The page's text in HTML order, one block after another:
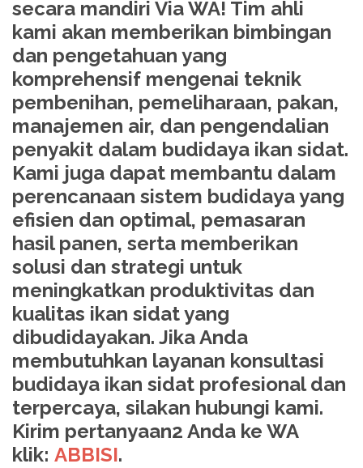
secara mandiri Via WA! Tim ahli
kami akan memberikan bimbingan
dan pengetahuan yang
komprehensif mengenai teknik
pembenihan, pemeliharaan, pakan,
manajemen air, dan pengendalian
penyakit dalam budidaya ikan sidat.
Kami juga dapat membantu dalam
perencanaan sistem budidaya yang
efisien dan optimal, pemasaran
hasil panen, serta memberikan
solusi dan strategi untuk
meningkatkan produktivitas dan
kualitas ikan sidat yang
dibudidayakan. Jika Anda
membutuhkan layanan konsultasi
budidaya ikan sidat profesional dan
terpercaya, silakan hubungi kami.
Kirim pertanyaan2 Anda ke WA
klik: ABBISI.